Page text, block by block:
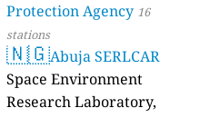
Protection Agency 16
stations
🇳🇬Abuja SERLCAR
Space Environment
Research Laboratory,